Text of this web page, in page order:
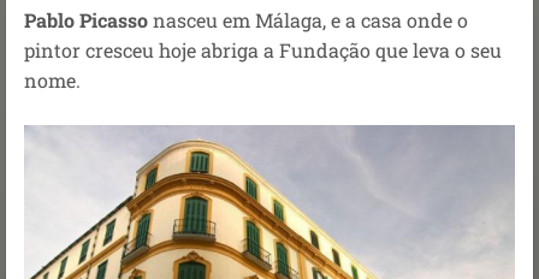
Pablo Picassonasceu em Málaga, e a casa onde o
pintor cresceu hoje abriga a Fundação que leva o seu
nome.